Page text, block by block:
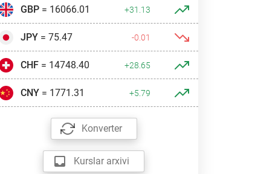
GBP= 16066.01 +31.13
JPY= 75.47 -0.01
CHF= 14748.40 +28.65
CNY= 1771.31 +5.79
Konverter
Kurslar arxivi